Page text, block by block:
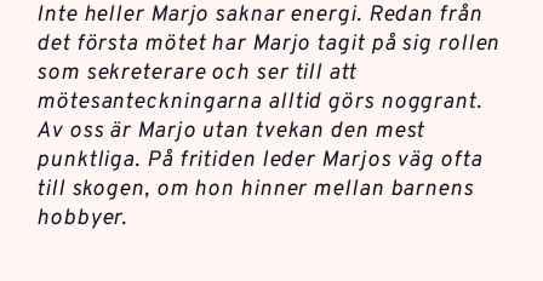
Inte heller Marjo saknar energi. Redan från
det första mötet har Marjo tagit på sig rollen
som sekreterare och ser till att
mötesanteckningarna alltid görs noggrant.
Av oss är Marjo utan tvekan den mest
punktliga. På fritiden leder Marjos väg ofta
till skogen, om hon hinner mellan barnens
hobbyer.